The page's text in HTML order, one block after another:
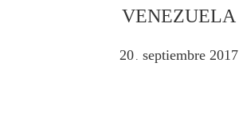
VENEZUELA
20 . septiembre 2017